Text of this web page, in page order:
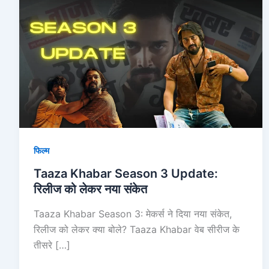
फिल्म
Taaza Khabar Season 3 Update:
रिलीज को लेकर नया संकेत
Taaza Khabar Season 3: मेकर्स ने दिया नया संकेत,
रिलीज को लेकर क्या बोले? Taaza Khabar वेब सीरीज के
तीसरे […]
Khabar
Season
3
Update:
रिलीज
को
लेकर
नया